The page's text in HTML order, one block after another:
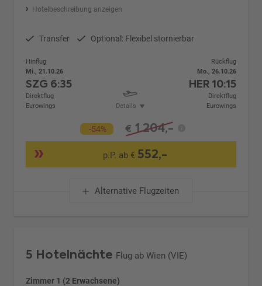
Hotelbeschreibung anzeigen
Transfer Optional: Flexibel stornierbar
Hinflug
Mi., 21.10.26
SZG 6:35
Direktflug
Eurowings
Details
Rückflug
Mo., 26.10.26
HER 10:15
Direktflug
Eurowings
-54% € 1.204,-
p.P. ab € 552,-
Alternative Flugzeiten
5 Hotelnächte Flug ab Wien (VIE)
Zimmer 1 (2 Erwachsene)